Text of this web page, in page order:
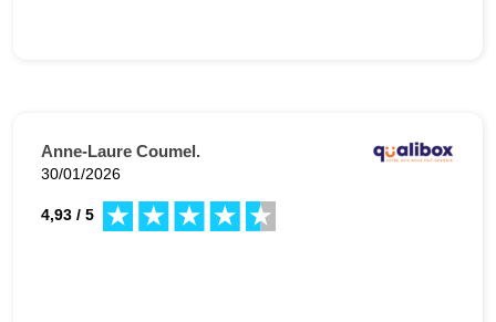
Anne-Laure Coumel.
30/01/2026
4,93 / 5